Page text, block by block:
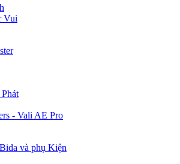
Vui
- Vali AE Pro
và phụ Kiện